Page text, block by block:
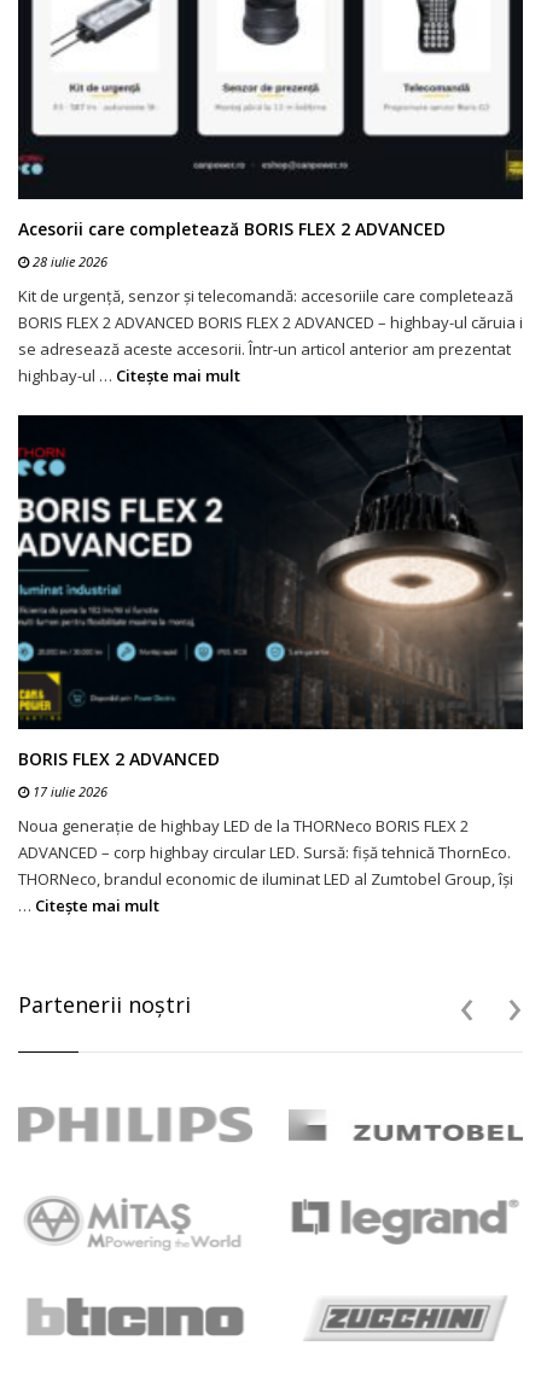
Acesorii care completează BORIS FLEX 2 ADVANCED
28 iulie 2026
Kit de urgență, senzor și telecomandă: accesoriile care completează
BORIS FLEX 2 ADVANCED BORIS FLEX 2 ADVANCED – highbay-ul căruia i
se adresează aceste accesorii. Într-un articol anterior am prezentat
highbay-ul … Citeşte mai mult
BORIS FLEX 2 ADVANCED
17 iulie 2026
Noua generație de highbay LED de la THORNeco BORIS FLEX 2
ADVANCED – corp highbay circular LED. Sursă: fișă tehnică ThornEco.
THORNeco, brandul economic de iluminat LED al Zumtobel Group, își
… Citeşte mai mult
Partenerii noştri ‹ ›